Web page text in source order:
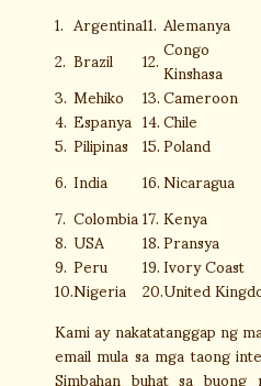
1. Argentina11.Alemanya
2.Brazil 12.Kinshasa
3.Mehiko 13.Cameroon
4.Espanya 14.Chile
5.Pilipinas 15.Poland
6.India 16.Nicaragua
7.Colombia17.Kenya
8.USA 18.Pransya
9.Peru 19.Ivory Coast
10.Nigeria 20.United
Kami ay nakatatanggap ng
email mula sa mga taong